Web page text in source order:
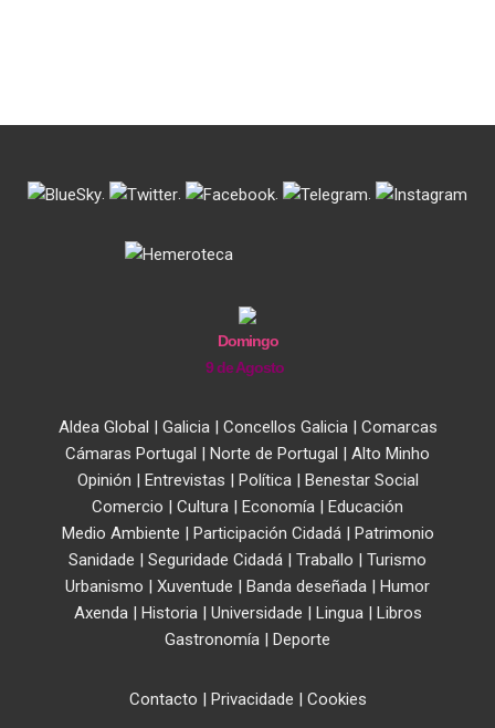
. . . .
Domingo
9 de Agosto
Aldea Global | Galicia| Concellos Galicia| Comarcas
Cámaras Portugal | Norte de Portugal | Alto Minho
Opinión | Entrevistas | Política| Benestar Social
Comercio | Cultura | Economía | Educación
Medio Ambiente | Participación Cidadá| Patrimonio
Sanidade | Seguridade Cidadá | Traballo | Turismo
Urbanismo | Xuventude | Banda deseñada | Humor
Axenda| Historia| Universidade | Lingua| Libros
Gastronomía | Deporte
Contacto | Privacidade | Cookies